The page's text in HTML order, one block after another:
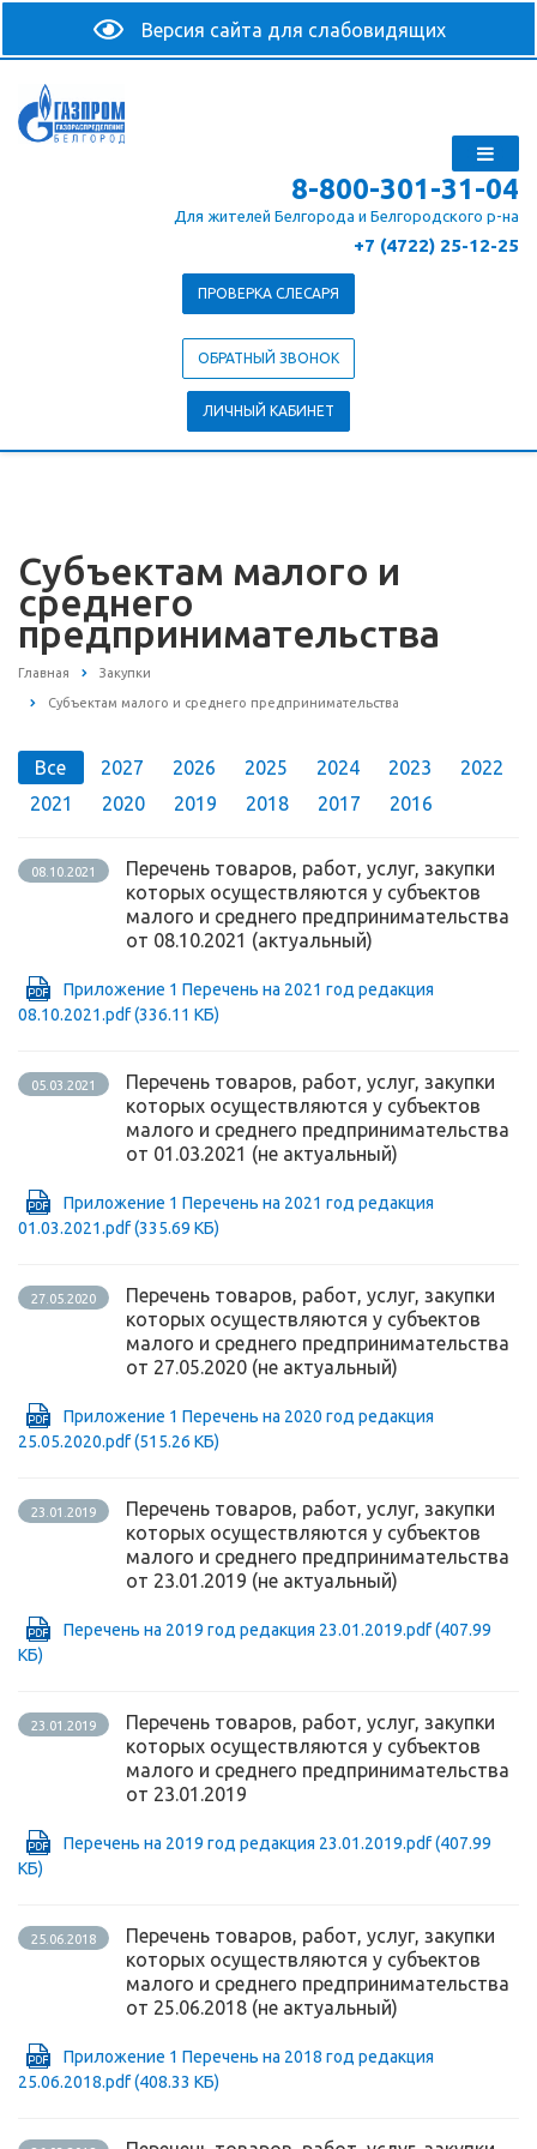
8-800-301-31-04
Для жителей Белгорода и Белгородского р-на
+7 (4722) 25-12-25
ПРОВЕРКА СЛЕСАРЯ
ОБРАТНЫЙ ЗВОНОК
ЛИЧНЫЙ КАБИНЕТ
Субъектам малого и
среднего
предпринимательства
Главная Закупки
Субъектам малого и среднего предпринимательства
Все 2027 2026 2025 2024 2023
2022
2021
2020 2019 2018 2017 2016
08.10.2021
Перечень товаров, работ, услуг, закупки
которых осуществляются у субъектов
малого и среднего предпринимательства
от 08.10.2021 (актуальный)
Приложение 1 Перечень на 2021 год редакция
08.10.2021.pdf(336.11 КБ)
05.03.2021
Перечень товаров, работ, услуг, закупки
которых осуществляются у субъектов
малого и среднего предпринимательства
от 01.03.2021 (не актуальный)
Приложение 1 Перечень на 2021 год редакция
01.03.2021.pdf(335.69 КБ)
27.05.2020
Перечень товаров, работ, услуг, закупки
которых осуществляются у субъектов
малого и среднего предпринимательства
от 27.05.2020 (не актуальный)
Приложение 1 Перечень на 2020 год редакция
25.05.2020.pdf(515.26 КБ)
23.01.2019
Перечень товаров, работ, услуг, закупки
которых осуществляются у субъектов
малого и среднего предпринимательства
от 23.01.2019 (не актуальный)
Перечень на 2019 год редакция 23.01.2019.pdf(407.99
КБ)
23.01.2019
Перечень товаров, работ, услуг, закупки
которых осуществляются у субъектов
малого и среднего предпринимательства
от 23.01.2019
Перечень на 2019 год редакция 23.01.2019.pdf(407.99
КБ)
25.06.2018
Перечень товаров, работ, услуг, закупки
которых осуществляются у субъектов
малого и среднего предпринимательства
от 25.06.2018 (не актуальный)
Приложение 1 Перечень на 2018 год редакция
25.06.2018.pdf(408.33 КБ)